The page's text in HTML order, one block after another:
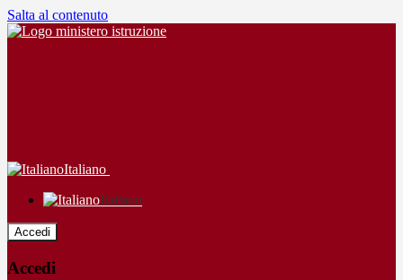
Salta al contenuto
Italiano
Italiano
Accedi
Accedi